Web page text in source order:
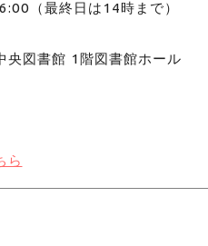
（最終日は14時まで）
央図書館 1階図書館ホール
ら